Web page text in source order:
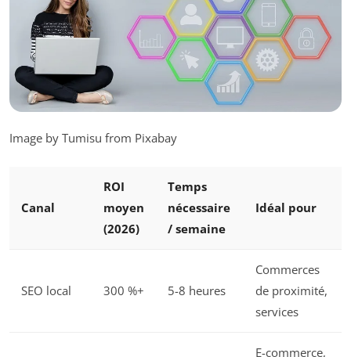
Image by Tumisu from Pixabay
Canal
ROI
moyen
(2026)
Temps
nécessaire
/ semaine
Idéal pour
SEO local 300 %+ 5-8 heures
Commerces
de proximité,
services
E-commerce,